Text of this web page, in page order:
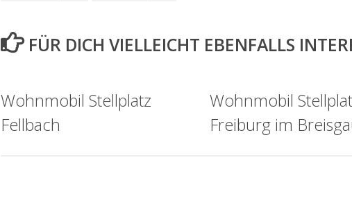
FÜR DICH VIELLEICHT EBENFALLS
Wohnmobil Stellplatz
Fellbach
Wohnmobil
Freiburg im